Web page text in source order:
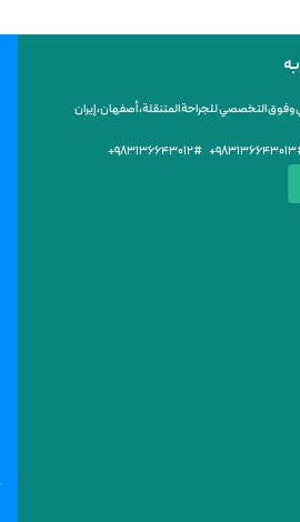
وفوق التخصصي للجراحة المتنقلة، أصفهان، إيران
+۹۸۳۱۳۶۶۴۳۰۱۲# +۹۸۳۱۳۶۶۴۳۰۱۳